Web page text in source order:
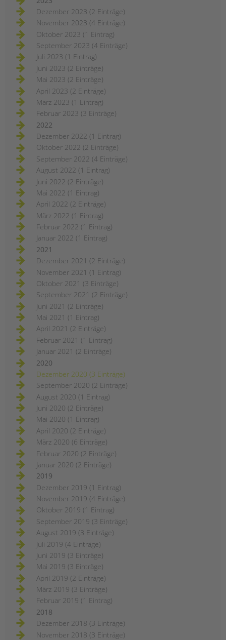
Dezember 2023 (2 Einträge)
November 2023 (4 Einträge)
Oktober 2023 (1 Eintrag)
September 2023 (4 Einträge)
Juli 2023 (1 Eintrag)
Juni 2023 (2 Einträge)
Mai 2023 (2 Einträge)
April 2023 (2 Einträge)
März 2023 (1 Eintrag)
Februar 2023 (3 Einträge)
2022
Dezember 2022 (1 Eintrag)
Oktober 2022 (2 Einträge)
September 2022 (4 Einträge)
August 2022 (1 Eintrag)
Juni 2022 (2 Einträge)
Mai 2022 (1 Eintrag)
April 2022 (2 Einträge)
März 2022 (1 Eintrag)
Februar 2022 (1 Eintrag)
Januar 2022 (1 Eintrag)
2021
Dezember 2021 (2 Einträge)
November 2021 (1 Eintrag)
Oktober 2021 (3 Einträge)
September 2021 (2 Einträge)
Juni 2021 (2 Einträge)
Mai 2021 (1 Eintrag)
April 2021 (2 Einträge)
Februar 2021 (1 Eintrag)
Januar 2021 (2 Einträge)
2020
Dezember 2020 (3 Einträge)
September 2020 (2 Einträge)
August 2020 (1 Eintrag)
Juni 2020 (2 Einträge)
Mai 2020 (1 Eintrag)
April 2020 (2 Einträge)
März 2020 (6 Einträge)
Februar 2020 (2 Einträge)
Januar 2020 (2 Einträge)
2019
Dezember 2019 (1 Eintrag)
November 2019 (4 Einträge)
Oktober 2019 (1 Eintrag)
September 2019 (3 Einträge)
August 2019 (3 Einträge)
Juli 2019 (4 Einträge)
Juni 2019 (3 Einträge)
Mai 2019 (3 Einträge)
April 2019 (2 Einträge)
März 2019 (3 Einträge)
Februar 2019 (1 Eintrag)
2018
Dezember 2018 (3 Einträge)
November 2018 (3 Einträge)